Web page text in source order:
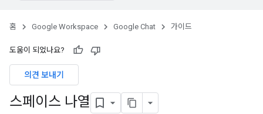
홈 Google Workspace Google Chat 가이드
도움이 되었나요?
의견 보내기
스페이스 나열